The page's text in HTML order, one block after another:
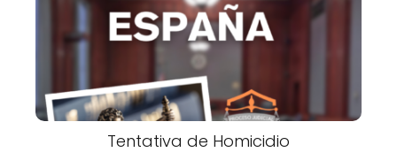
Tentativa de Homicidio